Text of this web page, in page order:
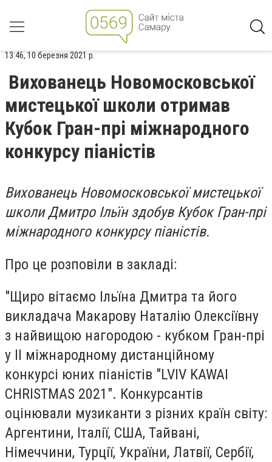
13:46, 10 березня 2021 р.
Вихованець Новомосковської
мистецької школи отримав
Кубок Гран-прі міжнародного
конкурсу піаністів
Вихованець Новомосковської мистецької
школи Дмитро Ільїн здобув Кубок Гран-прі
міжнародного конкурсу піаністів.
Про це розповіли в закладі:
"Щиро вітаємо Ільїна Дмитра та його
викладача Макарову Наталію Олексіївну
з найвищою нагородою - кубком Гран-прі
у ІІ міжнародному дистанційному
конкурсі юних піаністів "LVIV KAWAI
CHRISTMAS 2021". Конкурсантів
оцінювали музиканти з різних країн світу:
Аргентини, Італії, США, Тайвані,
Німеччини, Турції, України, Латвії, Сербії,